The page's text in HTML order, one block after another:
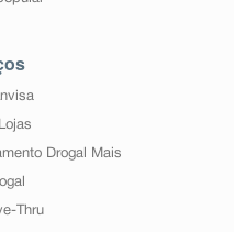
Drogal Mais
Thru